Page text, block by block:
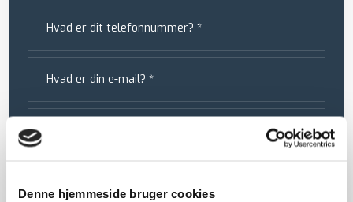
Denne hjemmeside bruger cookies